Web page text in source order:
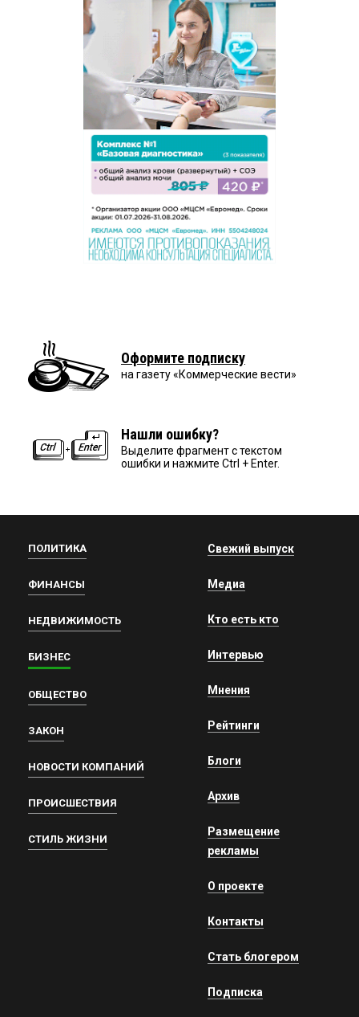
Оформите подписку
на газету «Коммерческие вести»
Нашли ошибку?
Выделите фрагмент с текстом
ошибки и нажмите Ctrl + Enter.
ПОЛИТИКА
ФИНАНСЫ
НЕДВИЖИМОСТЬ
БИЗНЕС
ОБЩЕСТВО
ЗАКОН
НОВОСТИ КОМПАНИЙ
ПРОИСШЕСТВИЯ
СТИЛЬ ЖИЗНИ
Свежий выпуск
Медиа
Кто есть кто
Интервью
Мнения
Рейтинги
Блоги
Архив
Размещение
рекламы
О проекте
Контакты
Стать блогером
Подписка